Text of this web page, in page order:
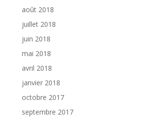
août 2018
juillet 2018
juin 2018
mai 2018
avril 2018
janvier 2018
octobre 2017
septembre 2017